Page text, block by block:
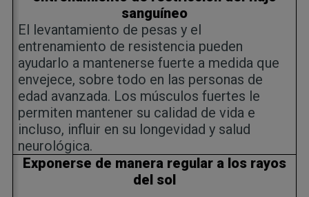
sanguíneo
El levantamiento de pesas y el
entrenamiento de resistencia pueden
ayudarlo a mantenerse fuerte a medida que
envejece, sobre todo en las personas de
edad avanzada. Los músculos fuertes le
permiten mantener su calidad de vida e
incluso, influir en su longevidad y salud
neurológica.
Exponerse de manera regular a los rayos
del sol